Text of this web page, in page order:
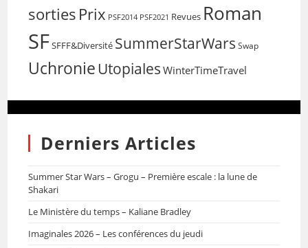
sorties Prix PSF2014 PSF2021 Revues Roman
SFSFFF&Diversité SummerStarWars Swap
Uchronie Utopiales WinterTimeTravel
Derniers Articles
Summer Star Wars – Grogu – Première escale : la lune de
Shakari
Le Ministère du temps – Kaliane Bradley
Imaginales 2026 – Les conférences du jeudi